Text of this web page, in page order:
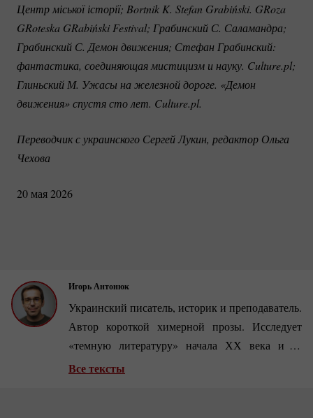
Центр міської історії; Bortnik K. Stefan Grabiński. GRoza
GRoteska GRabiński Festival; Грабинский С. Саламандра;
Грабинский С. Демон движения; Стефан Грабинский:
фантастика, соединяющая мистицизм и науку. Culture.pl;
Глиньский М. Ужасы на железной дороге. «Демон
движения» спустя сто лет. Culture.pl.
Переводчик с украинского Сергей Лукин, редактор Ольга
Чехова
20 мая 2026
Игорь Антонюк
Украинский писатель, историк и преподаватель.
Автор короткой химерной прозы. Исследует
«темную литературу» начала ХХ века и ее
представителей. Сотрудничает с изданиями
Все тексты